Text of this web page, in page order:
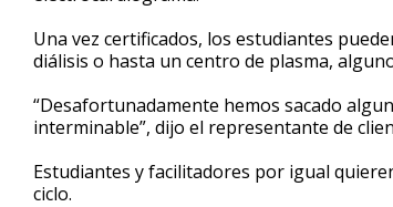
Una vez certificados, los estudiantes
diálisis o hasta un centro de plasma,
“Desafortunadamente hemos sacado
interminable”, dijo el representante de
Estudiantes y facilitadores por igual
ciclo.